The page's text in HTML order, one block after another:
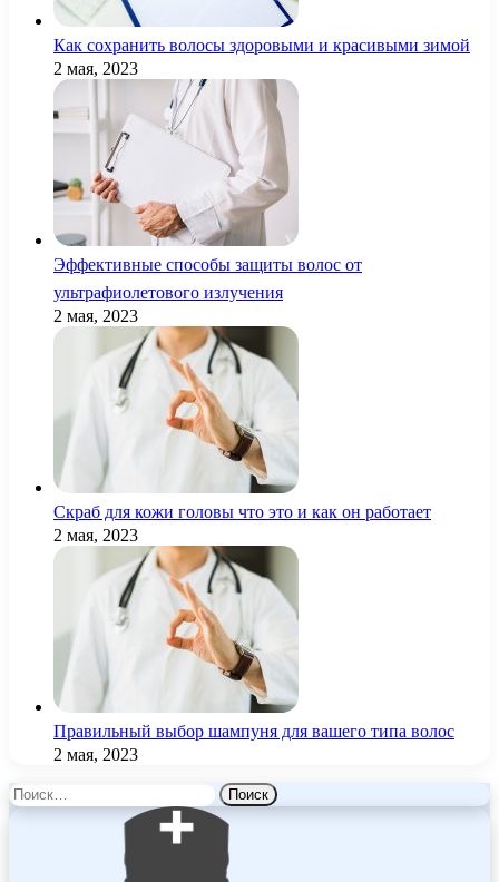
Как сохранить волосы здоровыми и красивыми зимой
2 мая, 2023
Эффективные способы защиты волос от
ультрафиолетового излучения
2 мая, 2023
Скраб для кожи головы что это и как он работает
2 мая, 2023
Правильный выбор шампуня для вашего типа волос
2 мая, 2023
Найти: